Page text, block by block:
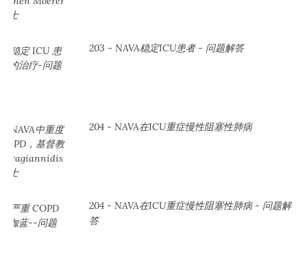
203 - NAVA稳定ICU患者 - 问题解答
204 - NAVA在ICU重症慢性阻塞性肺病
204 - NAVA在ICU重症慢性阻塞性肺病 - 问题解
答